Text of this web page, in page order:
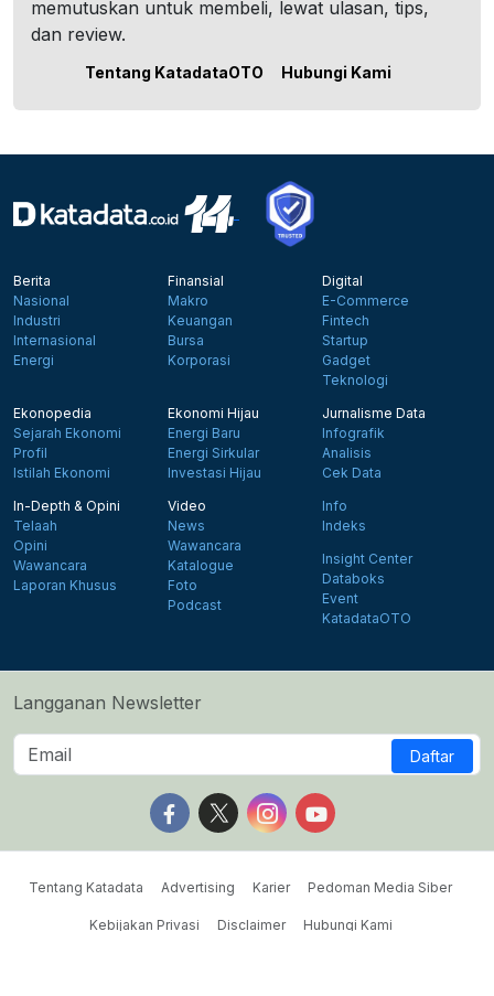
memutuskan untuk membeli, lewat ulasan, tips,
dan review.
Tentang KatadataOTO Hubungi Kami
Berita
Nasional
Industri
Internasional
Energi
Finansial
Makro
Keuangan
Bursa
Korporasi
Digital
E-Commerce
Fintech
Startup
Gadget
Teknologi
Ekonopedia
Sejarah Ekonomi
Profil
Istilah Ekonomi
Ekonomi Hijau
Energi Baru
Energi Sirkular
Investasi Hijau
Jurnalisme Data
Infografik
Analisis
Cek Data
In-Depth & Opini
Telaah
Opini
Wawancara
Laporan Khusus
Video
News
Wawancara
Katalogue
Foto
Podcast
Info
Indeks
Insight Center
Databoks
Event
KatadataOTO
Langganan Newsletter
Daftar
Follow us on Facebook
Follow us on X
Follow us on Instagram
Follow us on
Tentang Katadata Advertising Karier Pedoman Media Siber
Kebijakan Privasi Disclaimer Hubungi Kami